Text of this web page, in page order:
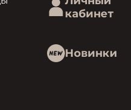
кабинет
Новинки